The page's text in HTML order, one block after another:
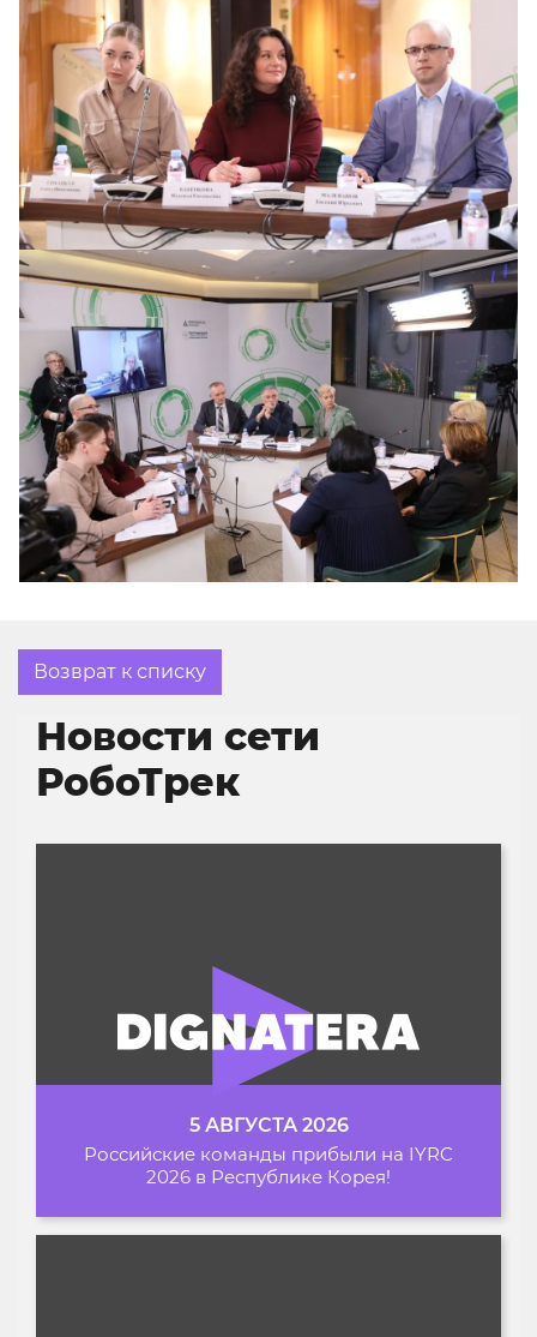
Возврат к списку
Новости сети
РобоТрек
5 АВГУСТА 2026
Российские команды прибыли на IYRC
2026 в Республике Корея!